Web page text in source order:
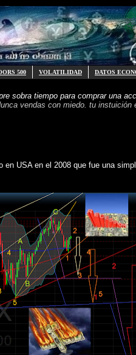
500 VOLATILIDAD DATOS
sobra tiempo para comprar una
vendas con miedo. tu instuición
en USA en el 2008 que fue una